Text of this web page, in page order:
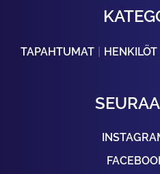
TAPAHTUMAT HENKILÖT